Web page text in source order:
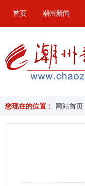
首页 潮州新闻
您现在的位置 : 网站首页